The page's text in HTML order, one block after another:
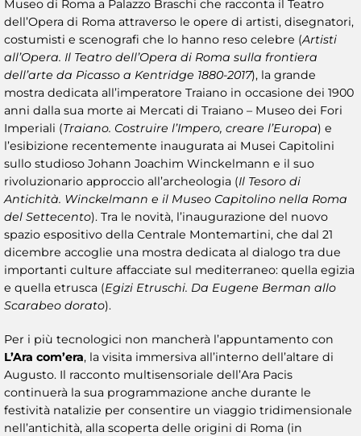
Museo di Roma a Palazzo Braschi che racconta il Teatro
dell’Opera di Roma attraverso le opere di artisti, disegnatori,
costumisti e scenografi che lo hanno reso celebre (Artisti
all’Opera. Il Teatro dell’Opera di Roma sulla frontiera
dell’arte da Picasso a Kentridge 1880-2017), la grande
mostra dedicata all’imperatore Traiano in occasione dei 1900
anni dalla sua morte ai Mercati di Traiano – Museo dei Fori
Imperiali (Traiano. Costruire l’Impero, creare l’Europa) e
l’esibizione recentemente inaugurata ai Musei Capitolini
sullo studioso Johann Joachim Winckelmann e il suo
rivoluzionario approccio all’archeologia (Il Tesoro di
Antichità. Winckelmann e il Museo Capitolino nella Roma
del Settecento). Tra le novità, l’inaugurazione del nuovo
spazio espositivo della Centrale Montemartini, che dal 21
dicembre accoglie una mostra dedicata al dialogo tra due
importanti culture affacciate sul mediterraneo: quella egizia
e quella etrusca (Egizi Etruschi. Da Eugene Berman allo
Scarabeo dorato).
Per i più tecnologici non mancherà l’appuntamento con
L’Ara com’era, la visita immersiva all’interno dell’altare di
Augusto. Il racconto multisensoriale dell’Ara Pacis
continuerà la sua programmazione anche durante le
festività natalizie per consentire un viaggio tridimensionale
nell’antichità, alla scoperta delle origini di Roma (in